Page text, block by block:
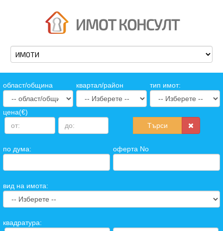
oбласт/община квартал/район тип имот:
цена(€)
Търси
по дума: оферта No
вид на имота:
квадратура: